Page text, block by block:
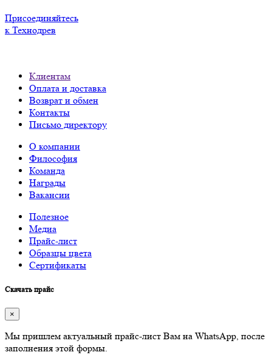
Присоединяйтесь
к Технодрев
Клиентам
Оплата и доставка
Возврат и обмен
Контакты
Письмо директору
О компании
Философия
Команда
Награды
Вакансии
Полезное
Медиа
Прайс-лист
Образцы цвета
Сертификаты
Скачать прайс
×
Мы пришлем актуальный прайс-лист Вам на WhatsApp, после
заполнения этой формы.